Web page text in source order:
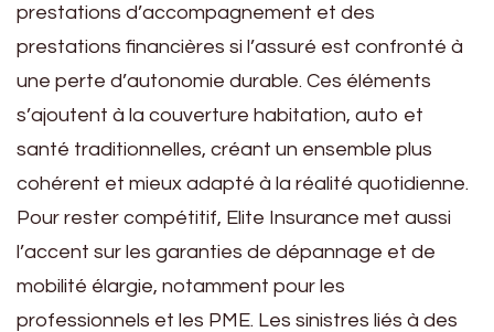
prestations d’accompagnement et des
prestations financières si l’assuré est confronté à
une perte d’autonomie durable. Ces éléments
s’ajoutent à la couverture habitation, auto et
santé traditionnelles, créant un ensemble plus
cohérent et mieux adapté à la réalité quotidienne.
Pour rester compétitif, Elite Insurance met aussi
l’accent sur les garanties de dépannage et de
mobilité élargie, notamment pour les
professionnels et les PME. Les sinistres liés à des